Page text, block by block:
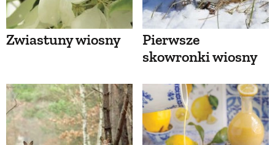
Zwiastuny wiosny
Pierwsze
skowronki wiosny